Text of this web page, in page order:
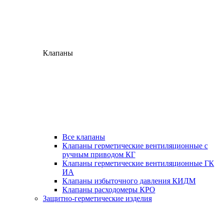
Клапаны
Все клапаны
Клапаны герметические вентиляционные с
ручным приводом КГ
Клапаны герметические вентиляционные ГК
ИА
Клапаны избыточного давления КИДМ
Клапаны расходомеры КРО
Защитно-герметические изделия